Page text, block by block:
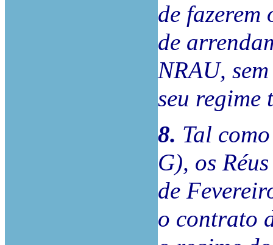
de
de
NRAU,
seu
8. Tal
G), os
de
o contrato